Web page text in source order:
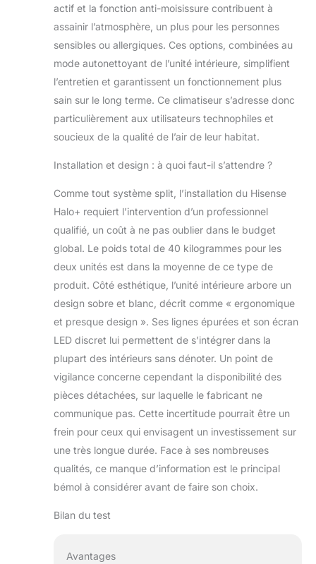
actif et la fonction anti-moisissure contribuent à
assainir l’atmosphère, un plus pour les personnes
sensibles ou allergiques. Ces options, combinées au
mode autonettoyant de l’unité intérieure, simplifient
l’entretien et garantissent un fonctionnement plus
sain sur le long terme. Ce climatiseur s’adresse donc
particulièrement aux utilisateurs technophiles et
soucieux de la qualité de l’air de leur habitat.
Installation et design : à quoi faut-il s’attendre ?
Comme tout système split, l’installation du Hisense
Halo+ requiert l’intervention d’un professionnel
qualifié, un coût à ne pas oublier dans le budget
global. Le poids total de 40 kilogrammes pour les
deux unités est dans la moyenne de ce type de
produit. Côté esthétique, l’unité intérieure arbore un
design sobre et blanc, décrit comme « ergonomique
et presque design ». Ses lignes épurées et son écran
LED discret lui permettent de s’intégrer dans la
plupart des intérieurs sans dénoter. Un point de
vigilance concerne cependant la disponibilité des
pièces détachées, sur laquelle le fabricant ne
communique pas. Cette incertitude pourrait être un
frein pour ceux qui envisagent un investissement sur
une très longue durée. Face à ses nombreuses
qualités, ce manque d’information est le principal
bémol à considérer avant de faire son choix.
Bilan du test
Avantages